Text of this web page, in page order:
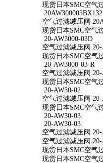
现货日本SMC空气
20AW300003BX132
空气过滤减压阀
现货日本SMC空气
20-AW3000-03D
空气过滤减压阀 20-
现货日本SMC空气
20-AW3000-03-R
空气过滤减压阀 20-
现货日本SMC空气
20-AW30-02
空气过滤减压阀 20-
现货日本SMC空气
20-AW30-03
20-AW30-03
空气过滤减压阀 20-
空气过滤减压阀 20-
现货日本SMC空气
现货日本SMC空气